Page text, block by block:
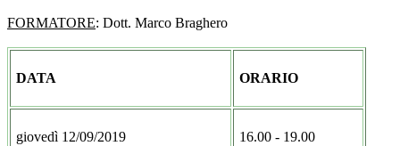
FORMATORE: Dott. Marco Braghero
DATA ORARIO
giovedì 12/09/2019 16.00 - 19.00